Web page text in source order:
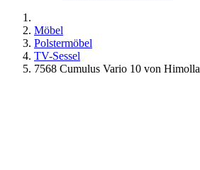
Möbel
Polstermöbel
TV-Sessel
7568 Cumulus Vario 10 von Himolla